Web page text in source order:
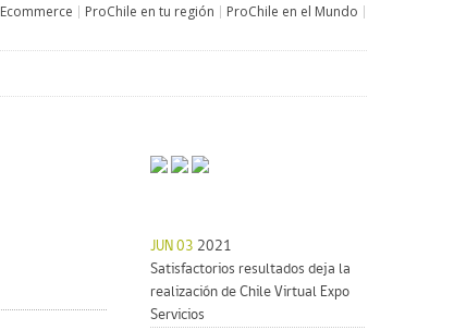
Ecommerce ProChile en tu región ProChile en el Mundo
JUN 03 2021
Satisfactorios resultados deja la
realización de Chile Virtual Expo
Servicios